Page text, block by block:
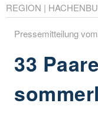
REGION |
Pressemitteilung
33